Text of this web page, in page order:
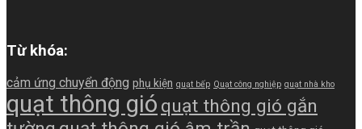
Từ khóa:
cảm ứng chuyển động phụ kiện quạt bếp Quạt công nghiệp quạt nhà kho
quạt thông gió quạt thông gió gắn